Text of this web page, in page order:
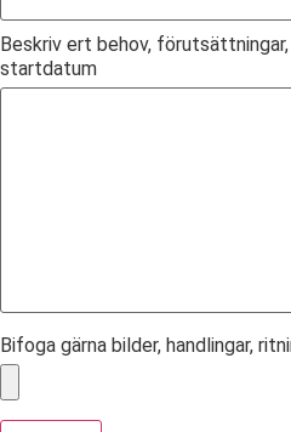
Beskriv ert behov,
startdatum
Bifoga gärna bilder, handlingar,